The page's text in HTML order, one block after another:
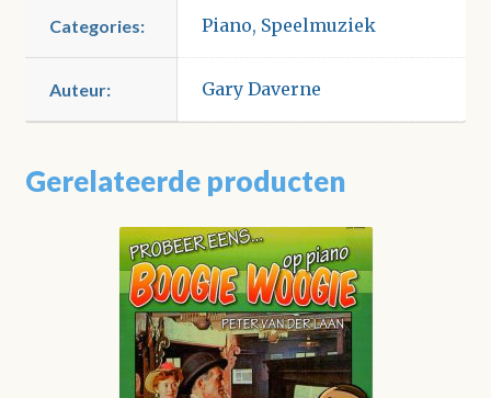
Categories: Piano, Speelmuziek
Auteur: Gary Daverne
Gerelateerde producten